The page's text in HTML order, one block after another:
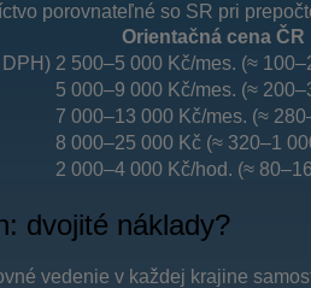
porovnateľné so SR pri
Orientačná cena ČR
DPH) 2 500–5 000 Kč/mes. (≈
5 000–9 000 Kč/mes. (≈
7 000–13 000 Kč/mes. (≈
8 000–25 000 Kč (≈ 320–1
2 000–4 000 Kč/hod. (≈
dvojité náklady?
vedenie v každej krajine